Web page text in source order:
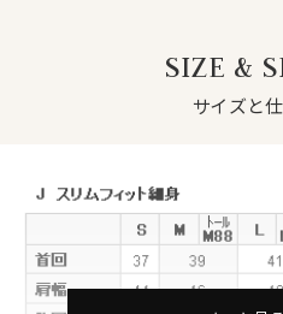
【 ホリゾンタルカラー/カッタウ
【 ポケット無し 】【 長袖 】
イタリアの老舗生地メーカー＝
維＝ウール100％生地使用。
REDAは、1865年に毛織物が
地区で創業した老舗梳毛生地メ
老舗でありながら最新機器を導
SIZE &
サイズと